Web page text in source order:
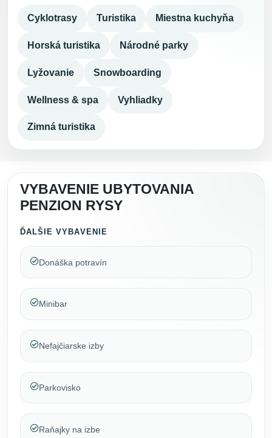
Cyklotrasy Turistika Miestna kuchyňa
Horská turistika Národné parky
Lyžovanie Snowboarding
Wellness & spa Vyhliadky
Zimná turistika
VYBAVENIE UBYTOVANIA
PENZION RYSY
ĎALŠIE VYBAVENIE
Donáška potravín
Minibar
Nefajčiarske izby
Parkovisko
Raňajky na izbe